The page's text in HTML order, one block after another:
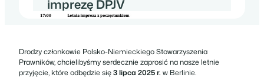
imprezę DPJV
Drodzy członkowie Polsko-Niemieckiego Stowarzyszenia
Prawników, chcielibyśmy serdecznie zaprosić na nasze letnie
przyjęcie, które odbędzie się3 lipca 2025 r. w Berlinie.